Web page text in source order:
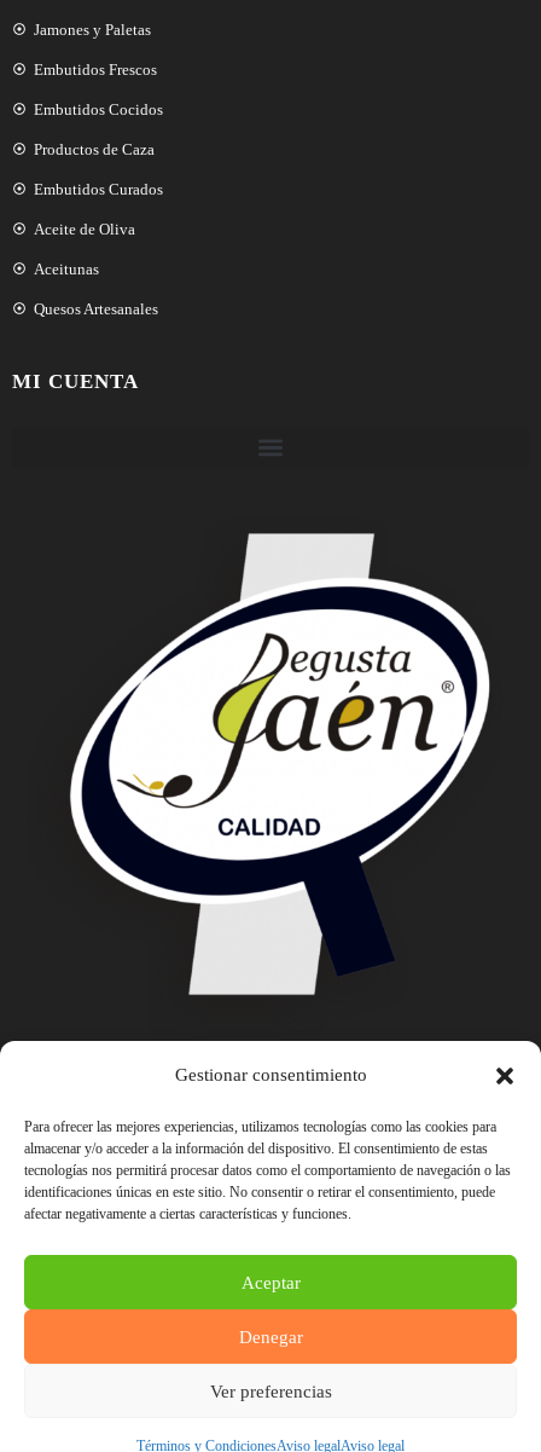
Gestionar consentimiento
Para ofrecer las mejores experiencias, utilizamos tecnologías como las cookies para
almacenar y/o acceder a la información del dispositivo. El consentimiento de estas
tecnologías nos permitirá procesar datos como el comportamiento de navegación o las
identificaciones únicas en este sitio. No consentir o retirar el consentimiento, puede
afectar negativamente a ciertas características y funciones.
Aceptar
Denegar
Ver preferencias
Términos y CondicionesAviso legalAviso legal
Jamones y Paletas
Embutidos Frescos
Embutidos Cocidos
Productos de Caza
Embutidos Curados
Aceite de Oliva
Aceitunas
Quesos Artesanales
MI CUENTA
© COPYRIGHT –INGENIOTIC.COM